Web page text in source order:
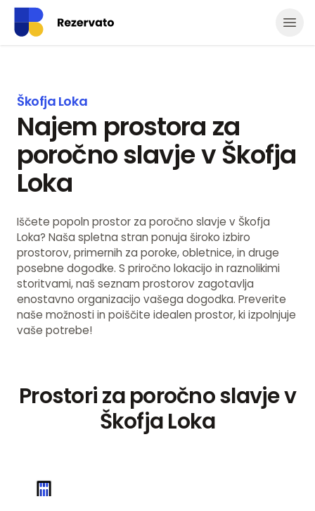
Škofja Loka
Najem prostora za
poročno slavje v Škofja
Loka
Iščete popoln prostor za poročno slavje v Škofja
Loka? Naša spletna stran ponuja široko izbiro
prostorov, primernih za poroke, obletnice, in druge
posebne dogodke. S priročno lokacijo in raznolikimi
storitvami, naš seznam prostorov zagotavlja
enostavno organizacijo vašega dogodka. Preverite
naše možnosti in poiščite idealen prostor, ki izpolnjuje
vaše potrebe!
Prostori za poročno slavje v
Škofja Loka